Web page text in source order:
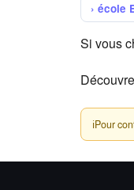
école
Si vous
ℹPour